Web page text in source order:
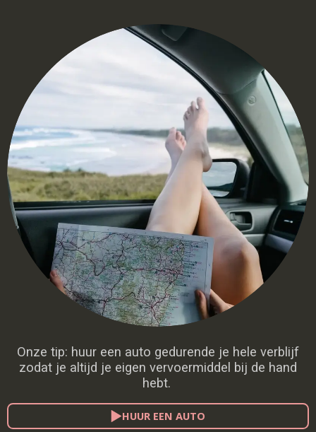
Onze tip: huur een auto gedurende je hele verblijf
zodat je altijd je eigen vervoermiddel bij de hand
hebt.
HUUR EEN AUTO